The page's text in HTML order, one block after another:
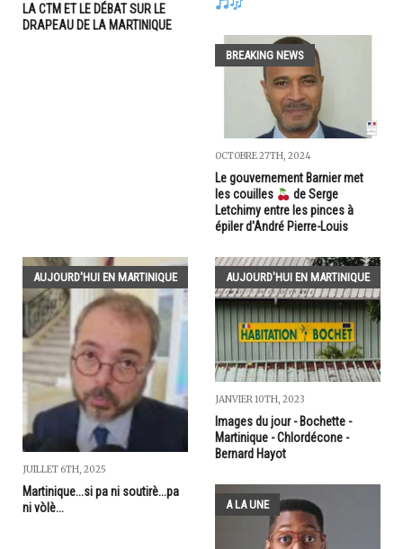
LA CTM ET LE DÉBAT SUR LE
DRAPEAU DE LA MARTINIQUE
BREAKING NEWS
OCTOBRE 27TH, 2024
Le gouvernement Barnier met
les couilles
de Serge
Letchimy entre les pinces à
épiler d'André Pierre-Louis
AUJOURD'HUI EN MARTINIQUE
JUILLET 6TH, 2025
Martinique...si pa ni soutirè...pa
ni vòlè...
AUJOURD'HUI EN MARTINIQUE
JANVIER 10TH, 2023
Images du jour - Bochette -
Martinique - Chlordécone -
Bernard Hayot
A LA UNE